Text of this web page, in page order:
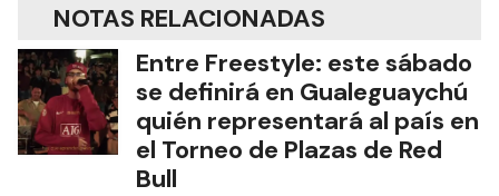
NOTAS RELACIONADAS
Entre Freestyle: este sábado
se definirá en Gualeguaychú
quién representará al país en
el Torneo de Plazas de Red
Bull